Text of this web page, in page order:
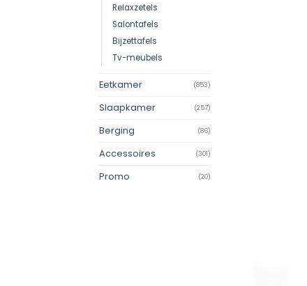
Relaxzetels
Salontafels
Bijzettafels
Tv-meubels
Eetkamer (853)
Slaapkamer (257)
Berging (86)
Accessoires (301)
Promo (20)